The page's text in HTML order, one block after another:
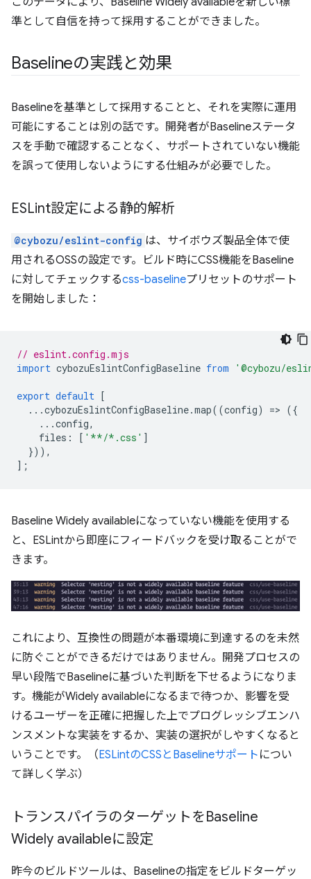
準として自信を持って採用することができました。
Baselineの実践と効果
Baselineを基準として採用することと、それを実際に運用
可能にすることは別の話です。開発者がBaselineステータ
スを手動で確認することなく、サポートされていない機能
を誤って使用しないようにする仕組みが必要でした。
ESLint設定による静的解析
@cybozu/eslint-config は、サイボウズ製品全体で使
用されるOSSの設定です。ビルド時にCSS機能をBaseline
に対してチェックするcss-baselineプリセットのサポート
を開始しました：
// eslint.config.mjs
import cybozuEslintConfigBaseline from '@cybozu/
export default
[
...cybozuEslintConfigBaseline.map((config) => ({
...config,
files : [ '**/*.css' ]
})),
];
Baseline Widely availableになっていない機能を使用する
と、ESLintから即座にフィードバックを受け取ることがで
きます。
これにより、互換性の問題が本番環境に到達するのを未然
に防ぐことができるだけではありません。開発プロセスの
早い段階でBaselineに基づいた判断を下せるようになりま
す。機能がWidely availableになるまで待つか、影響を受
けるユーザーを正確に把握した上でプログレッシブエンハ
ンスメントな実装をするか、実装の選択がしやすくなると
いうことです。（ESLintのCSSとBaselineサポート につい
て詳しく学ぶ）
トランスパイラのターゲットをBaseline
Widely availableに設定
昨今のビルドツールは、Baselineの指定をビルドターゲッ